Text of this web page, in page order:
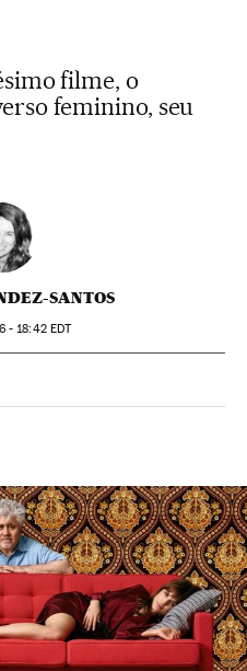
filme, o
feminino, seu
SANTOS
- 18:42EDT
Sociales